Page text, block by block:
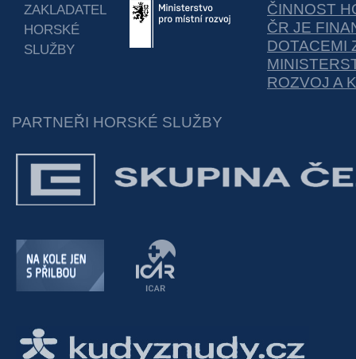
ZAKLADATEL
HORSKÉ
SLUŽBY
ČINNOST
ČR JE
DOTACEMI
ROZVOJ A
PARTNEŘI HORSKÉ SLUŽBY